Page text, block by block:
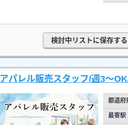
検討中リストに保存する
アパレル販売スタッフ/週3～
都道府
最寄駅